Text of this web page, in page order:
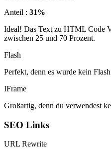
Anteil : 31%
Ideal! Das Text zu HTML Code
zwischen 25 und 70 Prozent.
Flash
Perfekt, denn es wurde kein
IFrame
Großartig, denn du verwendest
SEO Links
URL Rewrite